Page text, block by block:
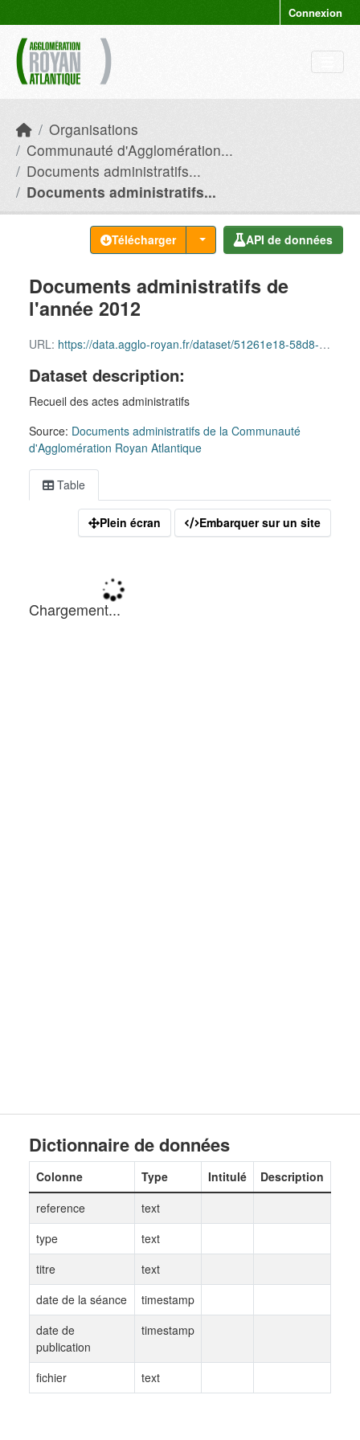
Connexion
Organisations
Communauté d'Agglomération...
Documents administratifs...
Documents administratifs...
Télécharger API de données
Documents administratifs de
l'année 2012
URL: https://data.agglo-royan.fr/dataset/51261e18-58d8-4fe4-9954-a6aa554f880a/resource/03516a66-fce3-4906-b342-7cba696572fa/download/documents_administratifs_2012.csv
Dataset description:
Recueil des actes administratifs
Source: Documents administratifs de la Communauté
d'Agglomération Royan Atlantique
Table
Plein écran Embarquer sur un site
Dictionnaire de données
Colonne Type Intitulé
Description
reference
text
type
text
titre
text
date de la séance
timestamp
date de
publication
timestamp
fichier text